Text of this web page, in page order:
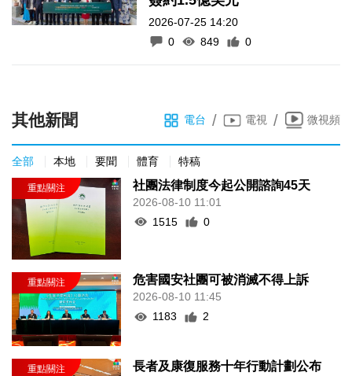
2026-07-25 14:20
0
849 0
其他新聞 電台 / 電視 / 微視頻
全部 本地 要聞 體育 特稿
社團法律制度今起公開諮詢45天
2026-08-10 11:01
1515
0
危害國安社團可被消滅不得上訴
2026-08-10 11:45
1183
2
長者及康復服務十年行動計劃公布